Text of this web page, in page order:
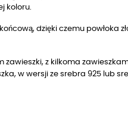
koloru.
dzięki czemu powłoka
zawieszki, z kilkoma
w wersji ze srebra 925 lub